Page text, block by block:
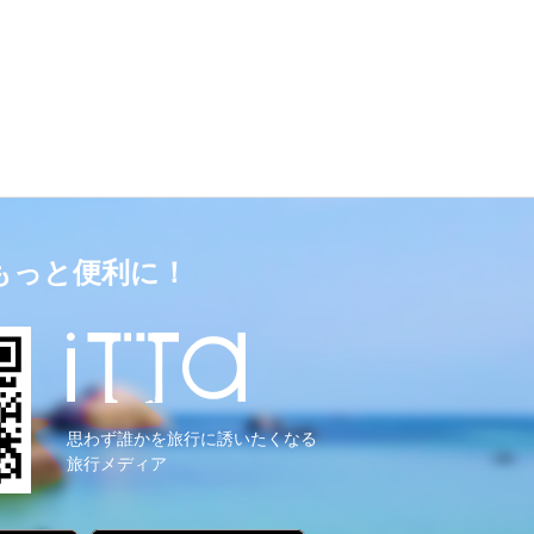
と便利に！
思わず誰かを旅行に誘いたくなる
旅行メディア